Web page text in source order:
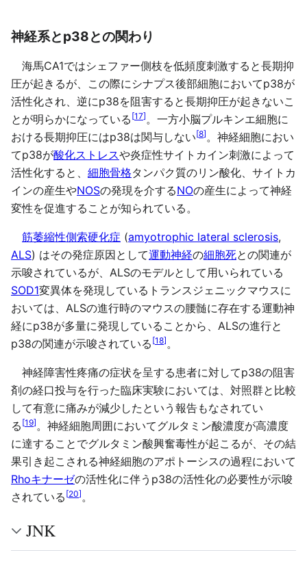
神経系とp38との関わり
海馬CA1ではシェファー側枝を低頻度刺激すると長期抑
圧が起きるが、この際にシナプス後部細胞においてp38が
活性化され、逆にp38を阻害すると長期抑圧が起きないこ
とが明らかになっている [17]。一方小脳プルキンエ細胞に
おける長期抑圧にはp38は関与しない[8]。神経細胞におい
てp38が酸化ストレスや炎症性サイトカイン刺激によって
活性化すると、 細胞骨格タンパク質のリン酸化、サイトカ
インの産生やNOSの発現を介するNOの産生によって神経
変性を促進することが知られている。
筋萎縮性側索硬化症 (amyotrophic lateral sclerosis,
ALS) はその発症原因として運動神経の細胞死との関連が
示唆されているが、ALSのモデルとして用いられている
SOD1変異体を発現しているトランスジェニックマウスに
おいては、ALSの進行時のマウスの腰髄に存在する運動神
経にp38が多量に発現していることから、ALSの進行と
p38の関連が示唆されている [18]。
神経障害性疼痛の症状を呈する患者に対してp38の阻害
剤の経口投与を行った臨床実験においては、対照群と比較
して有意に痛みが減少したという報告もなされてい
る [19]。神経細胞周囲においてグルタミン酸濃度が高濃度
に達することでグルタミン酸興奮毒性が起こるが、その結
果引き起こされる神経細胞のアポトーシスの過程において
Rhoキナーゼの活性化に伴うp38の活性化の必要性が示唆
されている [20]。
JNK